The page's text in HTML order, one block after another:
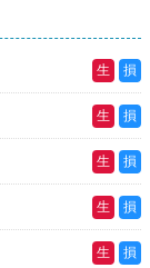
生 損
生 損
生 損
生 損
生 損